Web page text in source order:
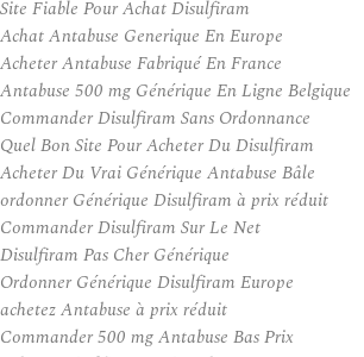
Site Fiable Pour Achat Disulfiram
Achat Antabuse Generique En Europe
Acheter Antabuse Fabriqué En France
Antabuse 500 mg Générique En Ligne Belgique
Commander Disulfiram Sans Ordonnance
Quel Bon Site Pour Acheter Du Disulfiram
Acheter Du Vrai Générique Antabuse Bâle
ordonner Générique Disulfiram à prix réduit
Commander Disulfiram Sur Le Net
Disulfiram Pas Cher Générique
Ordonner Générique Disulfiram Europe
achetez Antabuse à prix réduit
Commander 500 mg Antabuse Bas Prix